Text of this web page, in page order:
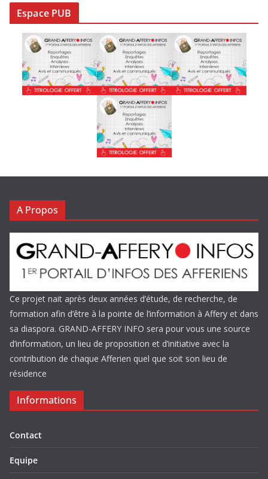
Espace PUB
A Propos
Ce projet nait après deux années d’étude, de recherche, de
formation afin d’être à la pointe de l’information à Affery et dans
sa diaspora. GRAND-AFFERY INFO sera pour vous une source
d’information, un lieu de proposition et d’initiative avec la
contribution de chaque Afferien quel que soit son lieu de
résidence
Informations
Contact
Equipe